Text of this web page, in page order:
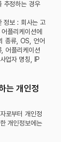
추정하는 경우
정보 : 회사는 고
플리케이션에
종류, OS, 언어
어플리케이션
업자 명칭, IP
는 개인정
로부터 개인정
개인정보에는